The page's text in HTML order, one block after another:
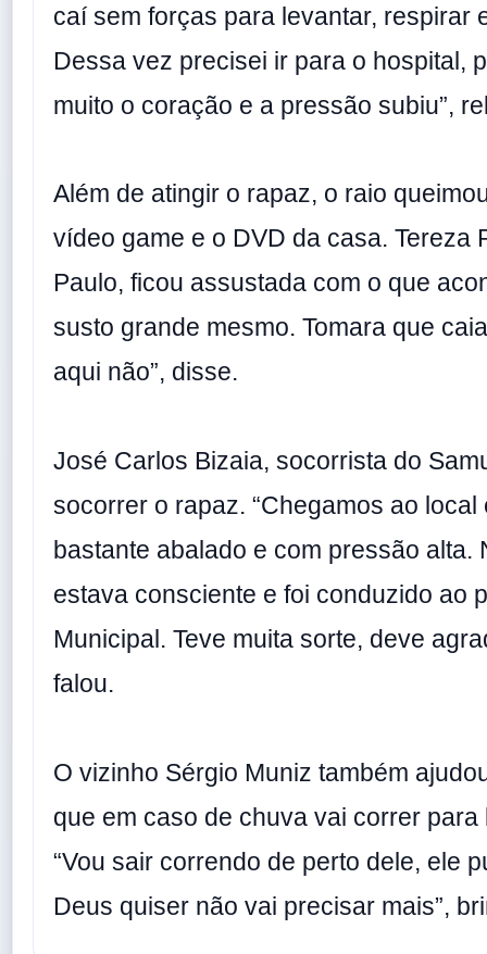
caí sem forças para levantar, respirar
Dessa vez precisei ir para o hospital,
muito o coração e a pressão subiu”,
Além de atingir o rapaz, o raio
vídeo game e o DVD da casa. Tereza
Paulo, ficou assustada com o que
susto grande mesmo. Tomara que
aqui não”, disse.
José Carlos Bizaia, socorrista do
socorrer o rapaz. “Chegamos ao local
bastante abalado e com pressão alta.
estava consciente e foi conduzido ao
Municipal. Teve muita sorte, deve
falou.
O vizinho Sérgio Muniz também
que em caso de chuva vai correr para
“Vou sair correndo de perto dele, ele
Deus quiser não vai precisar mais”,